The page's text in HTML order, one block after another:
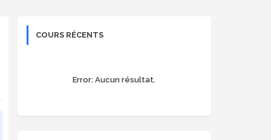
COURS RÉCENTS
Error: Aucun résultat.